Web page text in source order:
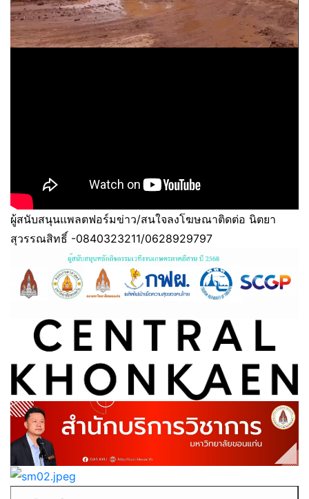
ผู้สนับสนุนแพลตฟอร์มข่าว/สนใจลงโฆษณาติดต่อ นิตยา
สุวรรณสิทธิ์ -0840323211/0628929797